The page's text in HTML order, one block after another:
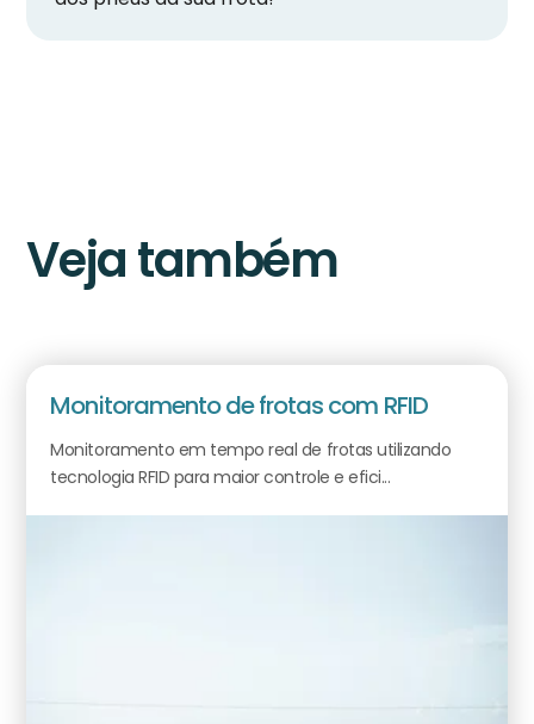
Veja também
Monitoramento de frotas com RFID
Monitoramento em tempo real de frotas utilizando
tecnologia RFID para maior controle e efici...